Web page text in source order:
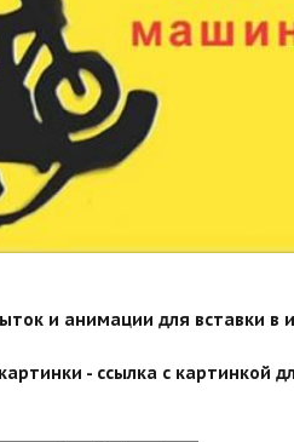
и анимации для вставки в
- ссылка с картинкой